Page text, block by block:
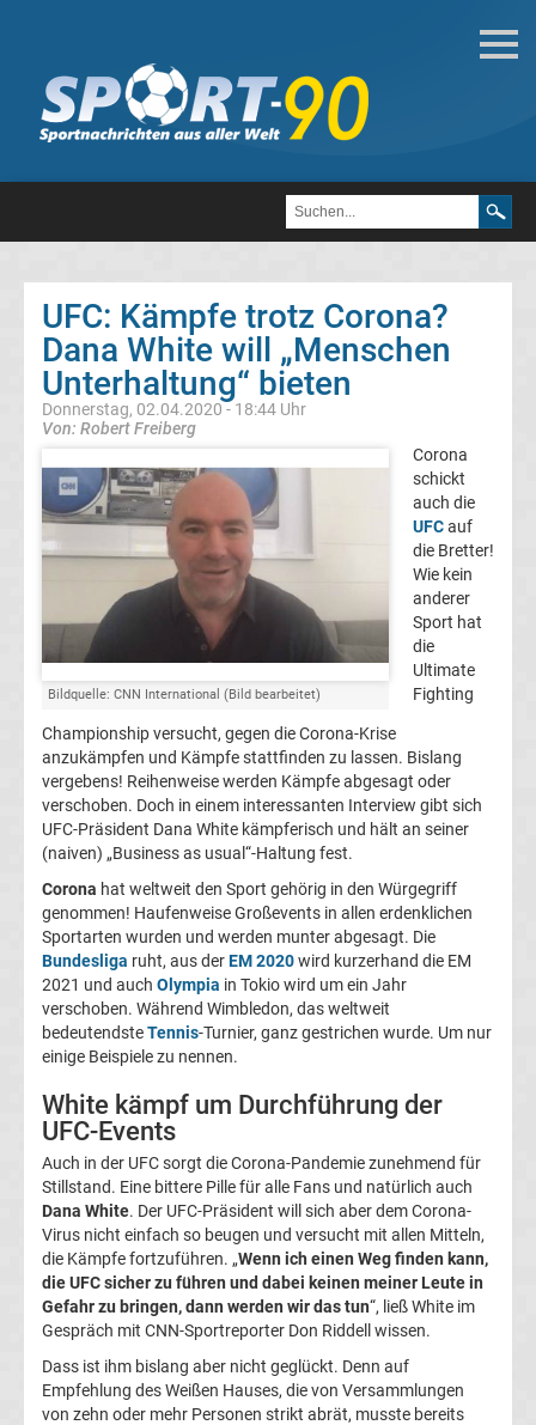
Sportarten
Darts
Leichtathletik
Olympiade
Tennis
&
Beachvolleyball
Wasserball
Wintersport
WWE
Sportkalender
Top-
Aktuell
Bundesliga
Tabelle
Bundesliga
Ergebnisse
UFC: Kämpfe trotz Corona?
Dana White will „Menschen
Unterhaltung“ bieten
Donnerstag, 02.04.2020 - 18:44 Uhr
Von: Robert Freiberg
Bildquelle: CNN International (Bild bearbeitet)
Corona
schickt
auch die
UFCauf
die Bretter!
Wie kein
anderer
Sport hat
die
Ultimate
Fighting
Championship versucht, gegen die Corona-Krise
anzukämpfen und Kämpfe stattfinden zu lassen. Bislang
vergebens! Reihenweise werden Kämpfe abgesagt oder
verschoben. Doch in einem interessanten Interview gibt sich
UFC-Präsident Dana White kämpferisch und hält an seiner
(naiven) „Business as usual“-Haltung fest.
Corona hat weltweit den Sport gehörig in den Würgegriff
genommen! Haufenweise Großevents in allen erdenklichen
Sportarten wurden und werden munter abgesagt. Die
Bundesliga ruht, aus derEM 2020wird kurzerhand die EM
2021 und auch Olympia in Tokio wird um ein Jahr
verschoben. Während Wimbledon, das weltweit
bedeutendsteTennis-Turnier, ganz gestrichen wurde. Um nur
einige Beispiele zu nennen.
White kämpf um Durchführung der
UFC-Events
Auch in der UFC sorgt die Corona-Pandemie zunehmend für
Stillstand. Eine bittere Pille für alle Fans und natürlich auch
Dana White. Der UFC-Präsident will sich aber dem Corona-
Virus nicht einfach so beugen und versucht mit allen Mitteln,
die Kämpfe fortzuführen. „Wenn ich einen Weg finden kann,
die UFC sicher zu führen und dabei keinen meiner Leute in
Gefahr zu bringen, dann werden wir das tun“, ließ White im
Gespräch mit CNN-Sportreporter Don Riddell wissen.
Dass ist ihm bislang aber nicht geglückt. Denn auf
Empfehlung des Weißen Hauses, die von Versammlungen
von zehn oder mehr Personen strikt abrät, musste bereits